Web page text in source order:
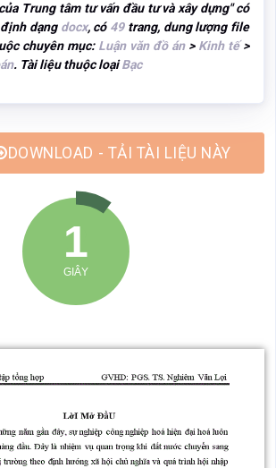
Trung tâm tư vấn đầu tư và xây dựng" có
dạng docx, có 49trang, dung lượng file
chuyên mục: Luận văn đồ án> Kinh tế>
. Tài liệu thuộc loạiBạc
- TẢI TÀI LIỆU NÀY